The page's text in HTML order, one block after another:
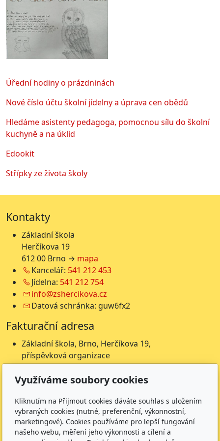
Úřední hodiny o prázdninách
Nové číslo účtu školní jídelny a úprava cen obědů
Hledáme asistenty pedagoga, pomocnou sílu do školní
kuchyně a na úklid
Edookit
Střípky ze života školy
Kontakty
Základní škola
Herčíkova 19
612 00 Brno → mapa
Kancelář: 541 212 453
Jídelna: 541 212 754
info@zshercikova.cz
Datová schránka: guw6fx2
Fakturační adresa
Základní škola, Brno, Herčíkova 19,
příspěvková organizace
Herčíkova 19
612 00 Brno
Nejsme plátci DPH
Čísla účtů
Využíváme soubory cookies
Kliknutím na Přijmout cookies dáváte souhlas s uložením
vybraných cookies (nutné, preferenční, výkonnostní,
marketingové). Cookies používáme pro lepší fungování
našeho webu, měření jeho výkonnosti a cílení a